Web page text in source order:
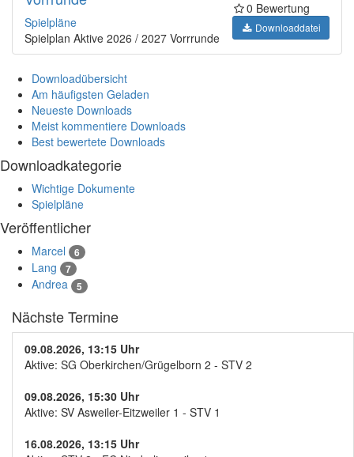
0 Bewertung
Downloaddatei
Spielpläne
Spielplan Aktive 2026 / 2027 Vorrrunde
Downloadübersicht
Am häufigsten Geladen
Neueste Downloads
Meist kommentiere Downloads
Best bewertete Downloads
Downloadkategorie
Wichtige Dokumente
Spielpläne
Veröffentlicher
Marcel 6
Lang 7
Andrea 5
Nächste Termine
09.08.2026, 13:15 Uhr
Aktive: SG Oberkirchen/Grügelborn 2 - STV 2
09.08.2026, 15:30 Uhr
Aktive: SV Asweiler-Eitzweiler 1 - STV 1
16.08.2026, 13:15 Uhr